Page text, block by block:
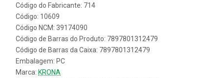
Código do Fabricante: 714
Código: 10609
Código NCM: 39174090
Código de Barras do Produto: 7897801312479
Código de Barras da Caixa: 7897801312479
Embalagem: PC
Marca: KRONA